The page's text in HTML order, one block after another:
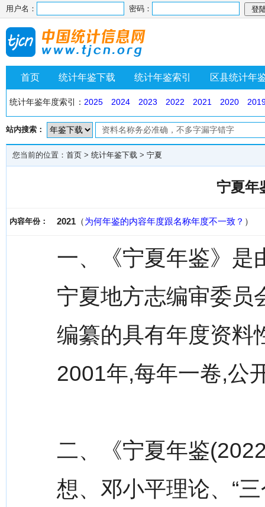
用户名： 密码：
首页 统计年鉴下载 统计年鉴索引 区县统计年
统计年鉴年度索引： 2025 2024 2023 2022 2021 2020
站内搜索：
您当前的位置： 首页 > 统计年鉴下载 > 宁夏
宁夏年
内容年份： 2021 （为何年鉴的内容年度跟名称年度不一致？ ）
一、《宁夏年鉴》是
宁夏地方志编审委员
编纂的具有年度资料
2001年,每年一卷,公
二、《宁夏年鉴
想、邓小平理论、“